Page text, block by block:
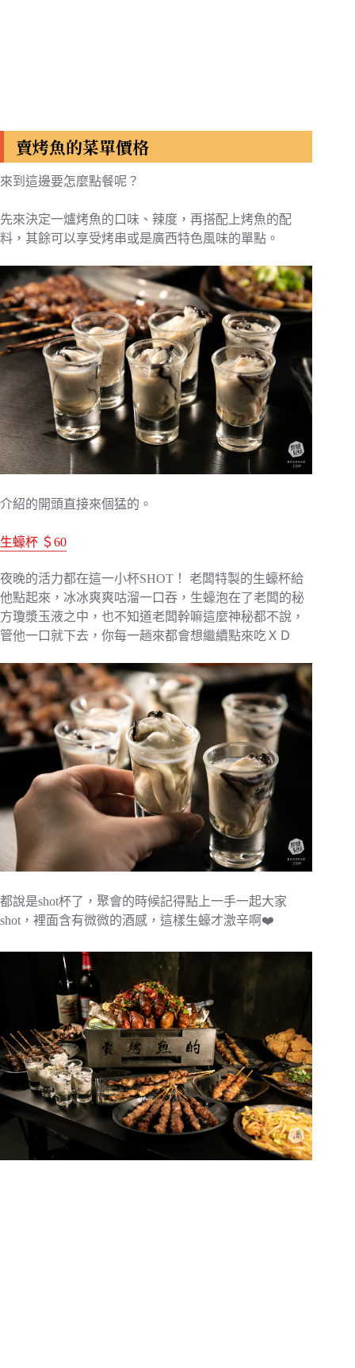
賣烤魚的菜單價格
來到這邊要怎麼點餐呢？
先來決定一爐烤魚的口味、辣度，再搭配上烤魚的配
料，其餘可以享受烤串或是廣西特色風味的單點。
介紹的開頭直接來個猛的。
生蠔杯 ＄60
夜晚的活力都在這一小杯SHOT！ 老闆特製的生蠔杯給
他點起來，冰冰爽爽咕溜一口吞，生蠔泡在了老闆的秘
方瓊漿玉液之中，也不知道老闆幹嘛這麼神秘都不說，
管他一口就下去，你每一趟來都會想繼續點來吃ＸＤ
都說是shot杯了，聚會的時候記得點上一手一起大家
shot，裡面含有微微的酒感，這樣生蠔才激辛啊❤️